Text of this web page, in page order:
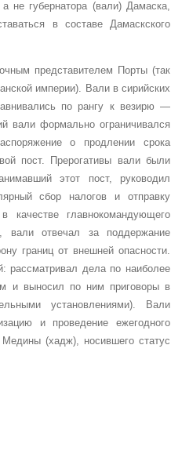
не губернатора (вали) Дамаска,
в составе Дамаскского
представителем Порты (так
империи). Вали в сирийских
по рангу к везирю —
вали формально ограничивался
о продлении срока
пост. Прерогативы вали были
этот пост, руководил
сбор налогов и отправку
главнокомандующего
вали отвечал за поддержание
границ от внешней опасности.
рассматривал дела по наиболее
и выносил по ним приговоры в
установлениями). Вали
и проведение ежегодного
(хадж), носившего статус